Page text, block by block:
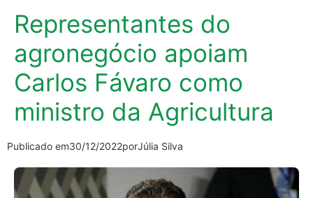
Representantes do
agronegócio apoiam
Carlos Fávaro como
ministro da Agricultura
Publicado em30/12/2022porJúlia Silva